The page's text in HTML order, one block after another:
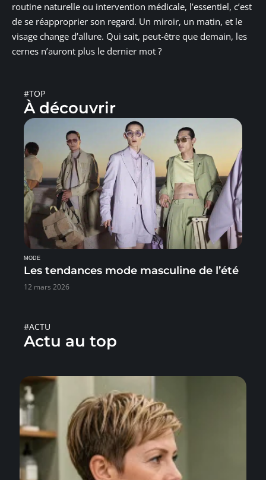
routine naturelle ou intervention médicale, l’essentiel, c’est
de se réapproprier son regard. Un miroir, un matin, et le
visage change d’allure. Qui sait, peut-être que demain, les
cernes n’auront plus le dernier mot ?
#TOP
À découvrir
MODE
Les tendances mode masculine de l’été
12 mars 2026
#ACTU
Actu au top